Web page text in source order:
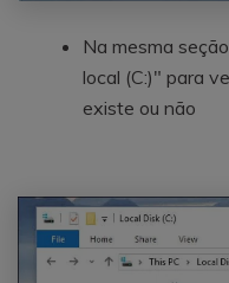
Na mesma
local (C:)" para
existe ou não